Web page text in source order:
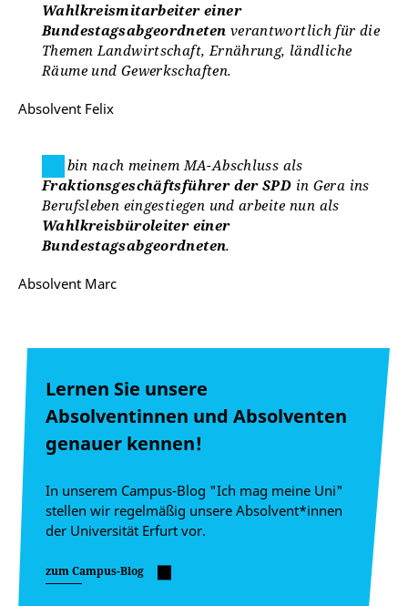
Wahlkreismitarbeiter einer
Bundestagsabgeordneten verantwortlich für die
Themen Landwirtschaft, Ernährung, ländliche
Räume und Gewerkschaften.
Absolvent Felix
Ich bin nach meinem MA-Abschluss als
Fraktionsgeschäftsführer der SPD in Gera ins
Berufsleben eingestiegen und arbeite nun als
Wahlkreisbüroleiter einer
Bundestagsabgeordneten.
Absolvent Marc
Lernen Sie unsere
Absolventinnen und Absolventen
genauer kennen!
In unserem Campus-Blog "Ich mag meine Uni"
stellen wir regelmäßig unsere Absolvent*innen
der Universität Erfurt vor.
zum Campus-Blog